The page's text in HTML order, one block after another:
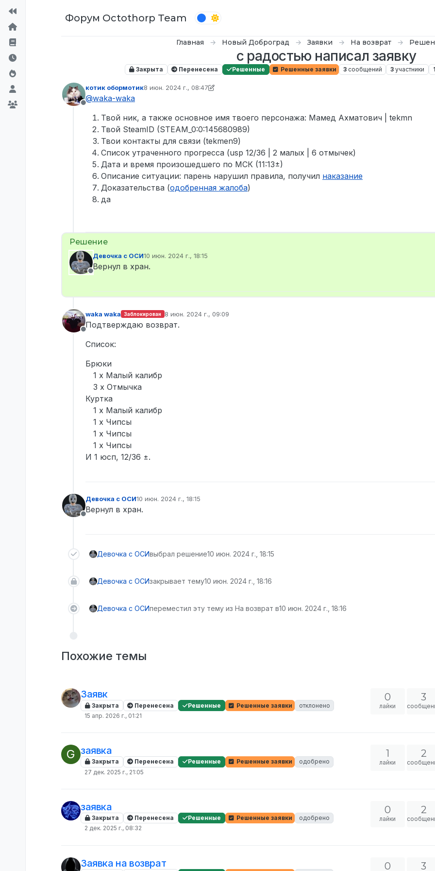
Форум Octothorp Team
Главная Новый Доброград Заявки На возврат
с радостью написал заявку
Закрыта Перенесена Решенные Решенные заявки 3 сообщений 3 участники
Не в сети
котик обормотик8 июн. 2024 г., 08:47
отредактировано котик обормотик
@waka-waka
Твой ник, а также основное имя твоего персонажа: Мамед Ахматович | tekmn
Твой SteamID (STEAM_0:0:145680989)
Твои контакты для связи (tekmen9)
Список утраченного прогресса (usp 12/36 | 2 малых | 6 отмычек)
Дата и время произошедшего по МСК (11:13±)
Описание ситуации: парень нарушил правила, получил наказание
Доказательства (одобренная жалоба)
да
Не в сети
Девочка с ОСИ10 июн. 2024 г., 18:15
отредактировано
Вернул в хран.
Не в сети
waka waka Заблокирован 8 июн. 2024 г., 09:09
отредактировано
Подтверждаю возврат.
Список:
Брюки
1 x Малый калибр
3 x Отмычка
Куртка
1 x Малый калибр
1 x Чипсы
1 x Чипсы
1 x Чипсы
И 1 юсп, 12/36 ±.
Не в сети
Девочка с ОСИ10 июн. 2024 г., 18:15
отредактировано
Вернул в хран.
Девочка с ОСИвыбрал решение10 июн. 2024 г., 18:15
Девочка с ОСИзакрывает тему10 июн. 2024 г., 18:16
Девочка с ОСИпереместил эту тему из На возврат в10 июн. 2024 г., 18:16
Похожие темы
Заявк
Закрыта Перенесена Решенные Решенные заявки
отклонено
15 апр. 2026 г., 01:21
0
лайки
3
G заявка
Закрыта Перенесена Решенные Решенные заявки
одобрено
27 дек. 2025 г., 21:05
1
лайки
2
заявка
Закрыта Перенесена Решенные Решенные заявки
одобрено
2 дек. 2025 г., 08:32
0
лайки
2
Заявка на возврат 0 3